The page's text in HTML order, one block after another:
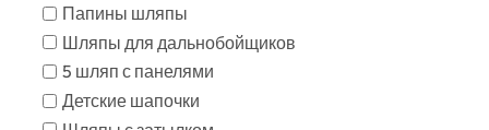
Папины шляпы
Шляпы для дальнобойщиков
5 шляп с панелями
Детские шапочки